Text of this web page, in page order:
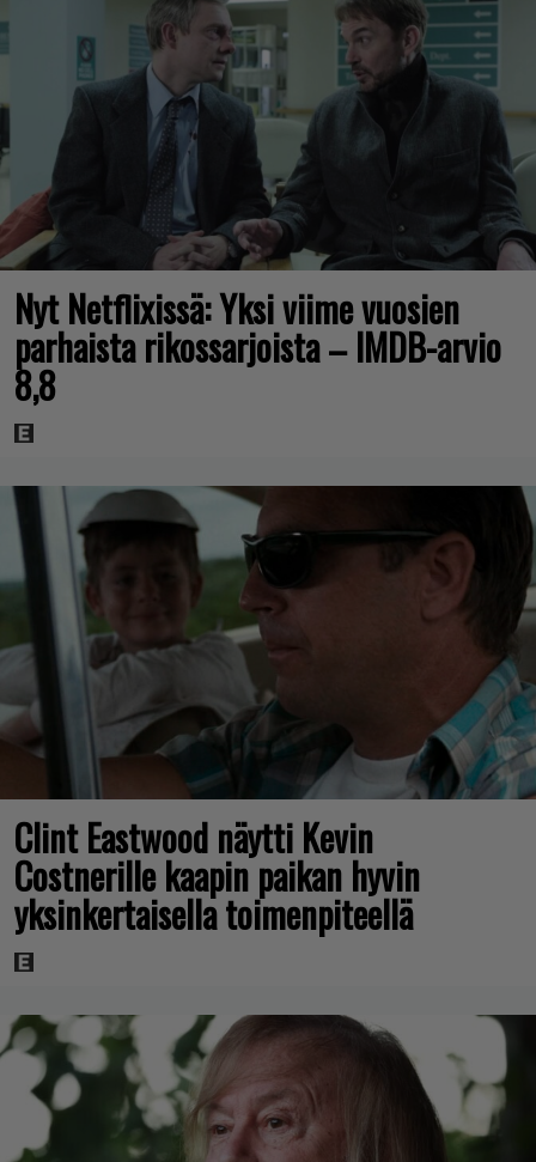
Nyt Netflixissä: Yksi viime vuosien
parhaista rikossarjoista – IMDB-arvio
8,8
Clint Eastwood näytti Kevin
Costnerille kaapin paikan hyvin
yksinkertaisella toimenpiteellä